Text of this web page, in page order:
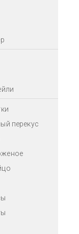
перекус